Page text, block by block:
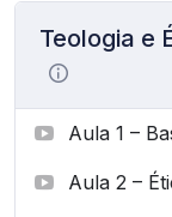
Teologia e
Aula 1 –
Aula 2 –